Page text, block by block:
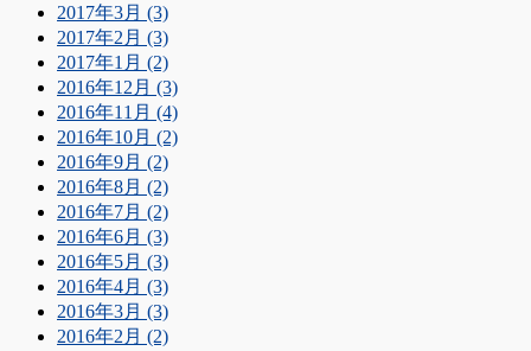
2017年3月 (3)
2017年2月 (3)
2017年1月 (2)
2016年12月 (3)
2016年11月 (4)
2016年10月 (2)
2016年9月 (2)
2016年8月 (2)
2016年7月 (2)
2016年6月 (3)
2016年5月 (3)
2016年4月 (3)
2016年3月 (3)
2016年2月 (2)